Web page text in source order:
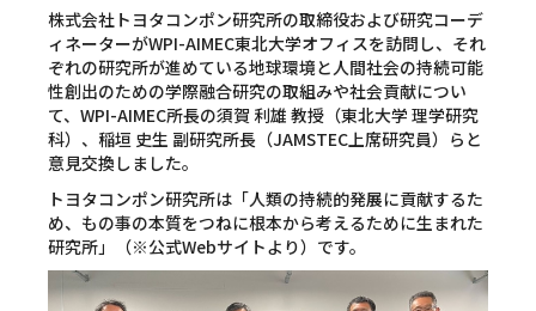
株式会社トヨタコンポン研究所の取締役および研究コーデ
ィネーターがWPI-AIMEC東北大学オフィスを訪問し、それ
ぞれの研究所が進めている地球環境と人間社会の持続可能
性創出のための学際融合研究の取組みや社会貢献につい
て、WPI-AIMEC所長の須賀 利雄 教授（東北大学 理学研究
科）、稲垣 史生 副研究所長（JAMSTEC上席研究員）らと
意見交換しました。
トヨタコンポン研究所は「人類の持続的発展に貢献するた
め、もの事の本質をつねに根本から考えるために生まれた
研究所」（※公式Webサイトより）です。